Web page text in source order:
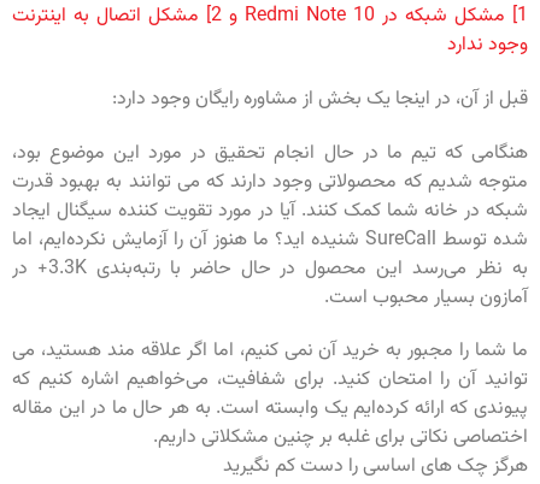
1] مشکل شبکه در Redmi Note 10 و 2] مشکل اتصال به اینترنت
وجود ندارد
قبل از آن، در اینجا یک بخش از مشاوره رایگان وجود دارد:
هنگامی که تیم ما در حال انجام تحقیق در مورد این موضوع بود،
متوجه شدیم که محصولاتی وجود دارند که می توانند به بهبود قدرت
شبکه در خانه شما کمک کنند. آیا در مورد تقویت کننده سیگنال ایجاد
شده توسط SureCall شنیده اید؟ ما هنوز آن را آزمایش نکرده‌ایم، اما
به نظر می‌رسد این محصول در حال حاضر با رتبه‌بندی 3.3K+ در
آمازون بسیار محبوب است.
ما شما را مجبور به خرید آن نمی کنیم، اما اگر علاقه مند هستید، می
توانید آن را امتحان کنید. برای شفافیت، می‌خواهیم اشاره کنیم که
پیوندی که ارائه کرده‌ایم یک وابسته است. به هر حال ما در این مقاله
اختصاصی نکاتی برای غلبه بر چنین مشکلاتی داریم.
هرگز چک های اساسی را دست کم نگیرید